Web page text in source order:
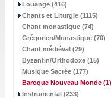
Louange (416)
Chants et Liturgie (1115)
Chant monastique (74)
Grégorien/Monastique (70)
Chant médiéval (29)
Byzantin/Orthodoxe (15)
Musique Sacrée (177)
Baroque Nouveau Monde (1)
Instrumental (233)